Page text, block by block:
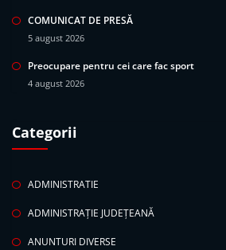
COMUNICAT DE PRESĂ
5 august 2026
Preocupare pentru cei care fac sport
4 august 2026
Categorii
ADMINISTRATIE
ADMINISTRAȚIE JUDEȚEANĂ
ANUNTURI DIVERSE